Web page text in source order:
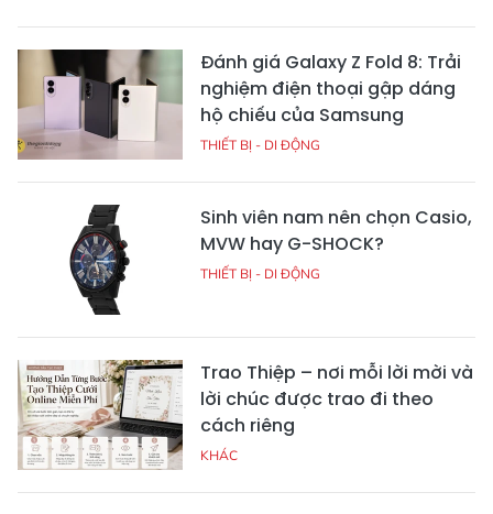
Đánh giá Galaxy Z Fold 8: Trải
nghiệm điện thoại gập dáng
hộ chiếu của Samsung
THIẾT BỊ - DI ĐỘNG
Sinh viên nam nên chọn Casio,
MVW hay G-SHOCK?
THIẾT BỊ - DI ĐỘNG
Trao Thiệp – nơi mỗi lời mời và
lời chúc được trao đi theo
cách riêng
KHÁC